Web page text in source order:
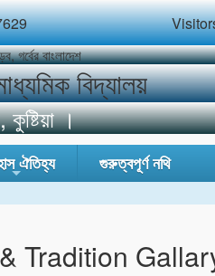
গর্বের বাংলাদেশ
বিদ্যালয়
।
ঐতিহ্য গুরুত্বপূর্ণ নথি
Tradition